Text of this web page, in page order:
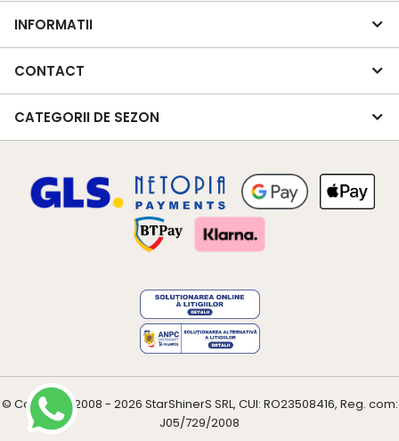
INFORMATII
CONTACT
CATEGORII DE SEZON
© Copyright 2008 - 2026 StarShinerS SRL, CUI: RO23508416, Reg. com:
J05/729/2008